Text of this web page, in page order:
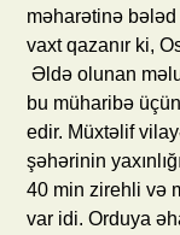
məharətinə
vaxt qazanır ki,
Əldə olunan
bu müharibə
edir. Müxtəlif
şəhərinin
40 min zirehli və
var idi. Orduya